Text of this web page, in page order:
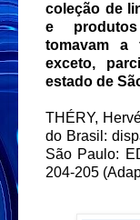
coleção de
e
tomavam a
exceto,
estado de
THÉRY,
do Brasil:
São Paulo:
204-205